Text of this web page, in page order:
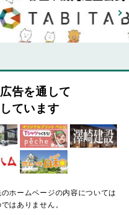
告を通して
ています
ホームページの内容については
はありません。